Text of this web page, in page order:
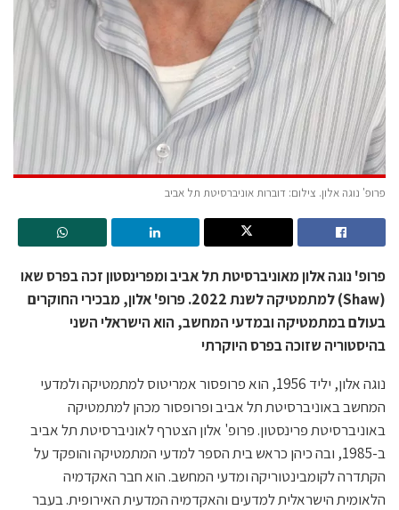
פרופ' נוגה אלון. צילום: דוברות אוניברסיטת תל אביב
פרופ' נוגה אלון מאוניברסיטת תל אביב ומפרינסטון זכה בפרס שאו
(Shaw) למתמטיקה לשנת 2022. פרופ' אלון, מבכירי החוקרים
בעולם במתמטיקה ובמדעי המחשב, הוא הישראלי השני
בהיסטוריה שזוכה בפרס היוקרתי
נוגה אלון, יליד 1956, הוא פרופסור אמריטוס למתמטיקה ולמדעי
המחשב באוניברסיטת תל אביב ופרופסור מכהן למתמטיקה
באוניברסיטת פרינסטון. פרופ' אלון הצטרף לאוניברסיטת תל אביב
ב-1985, ובה כיהן כראש בית הספר למדעי המתמטיקה והופקד על
הקתדרה לקומבינטוריקה ומדעי המחשב. הוא חבר האקדמיה
הלאומית הישראלית למדעים והאקדמיה המדעית האירופית. בעבר